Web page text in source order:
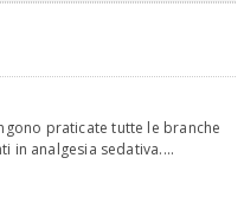
praticate tutte le branche
in analgesia sedativa....